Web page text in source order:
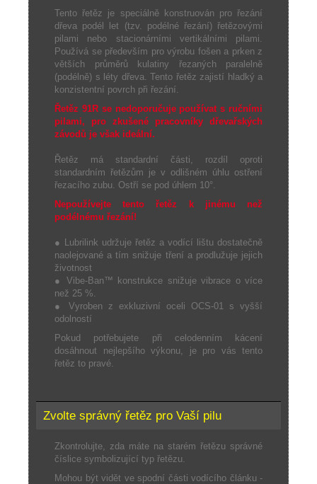
Tento řetěz je speciálně konstruován pro řezání
dřeva podél let (tzv. podélné řezání) řetězovými
pilami nebo stacionárními vertikálními pilami.
Používá se především pro výrobu fošen a prken z
větších průměrů kulatiny řezaných paralelně
(podélně) s léty dřeva. Tento řetěz zajistí hladký a
konzistentní povrch při řezání.
Řetěz 91R se nedoporučuje používat s ručními
pilami, pro zkušené pracovníky dřevařských
závodů je však ideální.
Řetěz má standardní části, rozdíl oproti
standardním řetězům je v odlišném úhlu ostření
řezacího zubu. Ostří se pod úhlem 10°.
Nepoužívejte tento řetěz k jinému než
podélnému řezání!
● Lubrilink udržuje řetěz a vodící lištu dostatečně
naolejované a tím snižuje tření a prodlužuje jejich
životnost
● Vibe-Ban™ konstrukce snižuje vibrace o více
než 25 %.
● Vyroben z exkluzivní oceli OCS-01 s vyšší
odolností
Pokud potřebujete při celodenním kácení
dosáhnout nejlepšího výkonu, je pro vás tento
řetěz to pravé.
Zvolte správný řetěz pro Vaší pilu
Zkontrolujte, zda máte na starém řetězu správné
číslice symbolizující typ řetězu.
Mohou být vidět ve spodní části vodícího článku -